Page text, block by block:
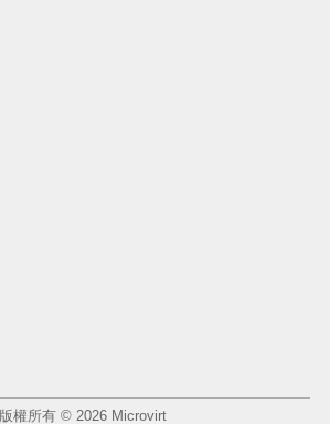
版權所有 © 2026 Microvirt